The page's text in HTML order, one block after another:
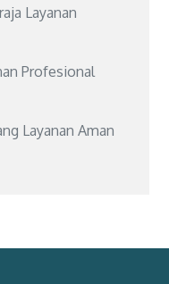
Layanan
Profesional
Layanan Aman